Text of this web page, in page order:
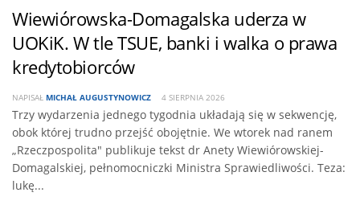
Wiewiórowska-Domagalska uderza w
UOKiK. W tle TSUE, banki i walka o prawa
kredytobiorców
NAPISAŁ MICHAŁ AUGUSTYNOWICZ 4 SIERPNIA 2026
Trzy wydarzenia jednego tygodnia układają się w sekwencję,
obok której trudno przejść obojętnie. We wtorek nad ranem
„Rzeczpospolita" publikuje tekst dr Anety Wiewiórowskiej-
Domagalskiej, pełnomocniczki Ministra Sprawiedliwości. Teza:
lukę...